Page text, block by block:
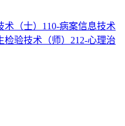
术（士） 110-病案信息技术
检验技术（师） 212-心理治